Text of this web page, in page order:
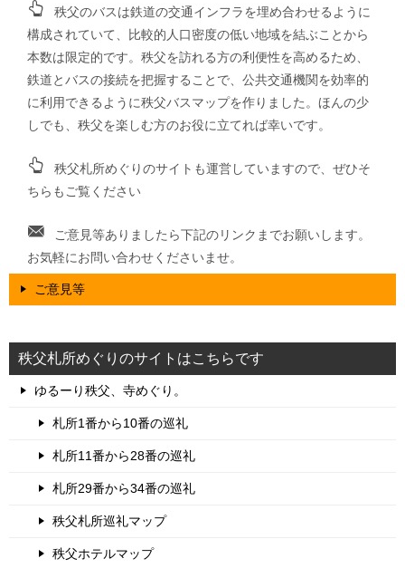
秩父のバスは鉄道の交通インフラを埋め合わせるように
構成されていて、比較的人口密度の低い地域を結ぶことから
本数は限定的です。秩父を訪れる方の利便性を高めるため、
鉄道とバスの接続を把握することで、公共交通機関を効率的
に利用できるように秩父バスマップを作りました。ほんの少
しでも、秩父を楽しむ方のお役に立てれば幸いです。
秩父札所めぐりのサイトも運営していますので、ぜひそ
ちらもご覧ください
ご意見等ありましたら下記のリンクまでお願いします。
お気軽にお問い合わせくださいませ。
ご意見等
秩父札所めぐりのサイトはこちらです
ゆるーり秩父、寺めぐり。
札所1番から10番の巡礼
札所11番から28番の巡礼
札所29番から34番の巡礼
秩父札所巡礼マップ
秩父ホテルマップ